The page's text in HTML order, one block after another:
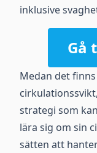
inklusive
Gå
Medan det
strategi som
lära sig om sin
sätten att